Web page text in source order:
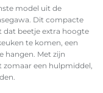
model uit de
Dit compacte
dat beetje extra hoogte
te komen, een
hangen. Met zijn
zomaar een hulpmiddel,